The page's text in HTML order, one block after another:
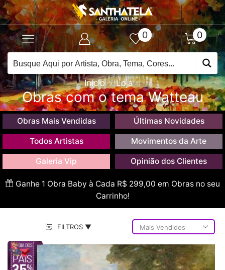
0 0
Início Loja
Obras com o tema Watteau
Obras Mais Vendidas Últimas Novidades
Todos Artistas Movimentos da Arte
Galeria Vip Opinião dos Clientes
Ganhe 1 Obra Baby à Cada R$ 299,00 em Obras no seu
Carrinho!
FILTROS ▼